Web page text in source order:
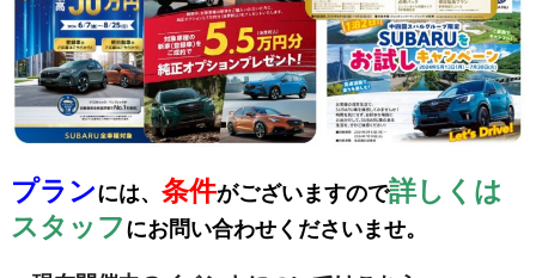
プランには、 条件がございますので詳しくは
スタッフ にお問い合わせくださいませ。